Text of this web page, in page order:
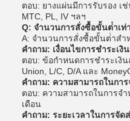
ตอบ: ยางแผ่นมีการรับรอง เช่
MTC, PL, IV ฯลฯ
Q: จํานวนการสั่งซื้อขั้นต่ําเท่
A: จํานวนการสั่งซื้อขั้นต่ําสํา
คําถาม: เงื่อนไขการชําระเงิ
ตอบ: ข้อกําหนดการชําระเงิ
Union, L/C, D/A และ
คําถาม: ความสามารถในกา
ตอบ: ความสามารถในการจํ
เดือน
คําถาม: ระยะเวลาในการจัด